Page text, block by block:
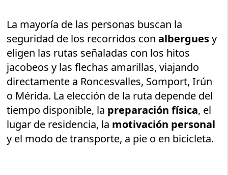
La mayoría de las personas buscan la
seguridad de los recorridos con alberguesy
eligen las rutas señaladas con los hitos
jacobeos y las flechas amarillas, viajando
directamente a Roncesvalles, Somport, Irún
o Mérida. La elección de la ruta depende del
tiempo disponible, la preparación física, el
lugar de residencia, la motivación personal
y el modo de transporte, a pie o en bicicleta.